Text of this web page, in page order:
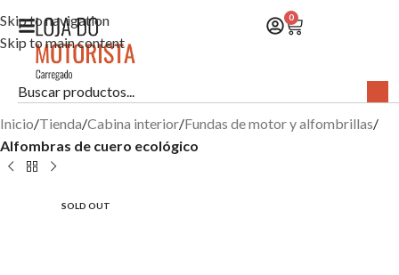
Skip to navigation
Skip to main content
0
Inicio Tienda Cabina interior Fundas de motor y alfombrillas
Alfombras de cuero ecológico
SOLD OUT